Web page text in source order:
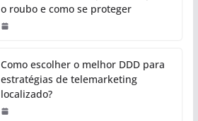
o roubo e como se proteger
Como escolher o melhor DDD para
estratégias de telemarketing
localizado?